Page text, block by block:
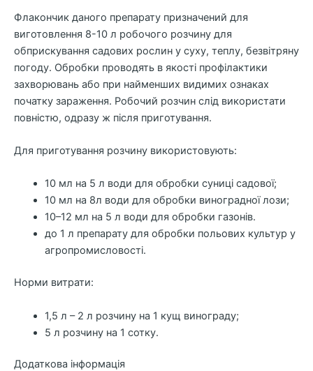
Флакончик даного препарату призначений для
виготовлення 8-10 л робочого розчину для
обприскування садових рослин у суху, теплу, безвітряну
погоду. Обробки проводять в якості профілактики
захворювань або при найменших видимих ознаках
початку зараження. Робочий розчин слід використати
повністю, одразу ж після приготування.
Для приготування розчину використовують:
10 мл на 5 л води для обробки суниці садової;
10 мл на 8л води для обробки виноградної лози;
10–12 мл на 5 л води для обробки газонів.
до 1 л препарату для обробки польових культур у
агропромисловості.
Норми витрати:
1,5 л – 2 л розчину на 1 кущ винограду;
5 л розчину на 1 сотку.
Додаткова інформація